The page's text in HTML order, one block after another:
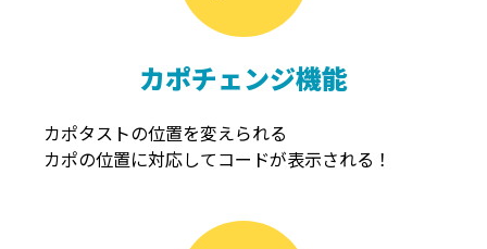
カポチェンジ機能
カポタストの位置を変えられる
カポの位置に対応してコードが表示される！